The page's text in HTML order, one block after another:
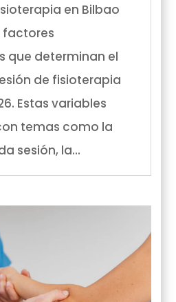
en Bilbao
factores
que determinan el
de fisioterapia
Estas variables
temas como la
sesión, la...